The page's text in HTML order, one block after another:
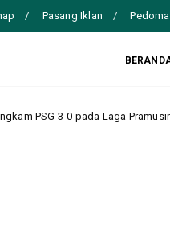
Pasang Iklan
Pramusim Headline